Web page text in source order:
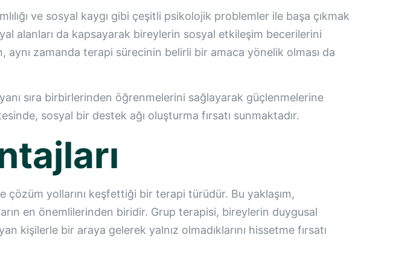
ve sosyal kaygı gibi çeşitli psikolojik problemler ile başa çıkmak
alanları da kapsayarak bireylerin sosyal etkileşim becerilerini
aynı zamanda terapi sürecinin belirli bir amaca yönelik olması da
sıra birbirlerinden öğrenmelerini sağlayarak güçlenmelerine
sosyal bir destek ağı oluşturma fırsatı sunmaktadır.
çözüm yollarını keşfettiği bir terapi türüdür. Bu yaklaşım,
en önemlilerinden biridir. Grup terapisi, bireylerin duygusal
kişilerle bir araya gelerek yalnız olmadıklarını hissetme fırsatı